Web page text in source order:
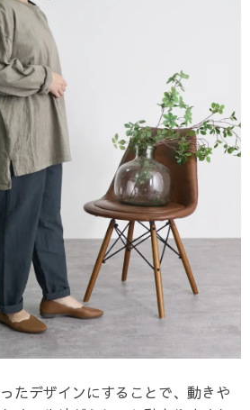
たデザインにすることで、動きや